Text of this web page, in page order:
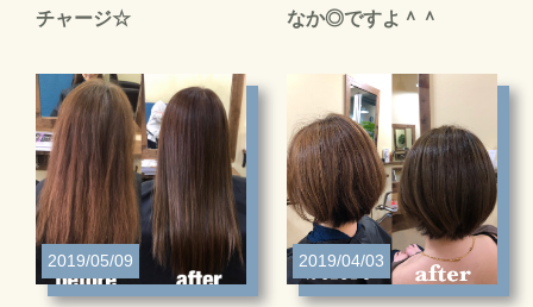
チャージ☆
なか◎ですよ＾＾
2019/05/09 2019/04/03